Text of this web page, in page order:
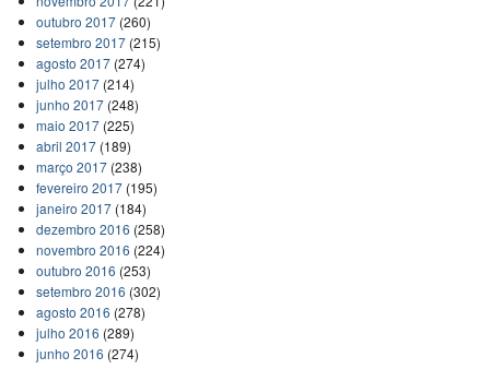
outubro 2017(260)
setembro 2017(215)
agosto 2017(274)
julho 2017(214)
junho 2017(248)
maio 2017(225)
abril 2017(189)
março 2017(238)
fevereiro 2017(195)
janeiro 2017(184)
dezembro 2016 (258)
novembro 2016 (224)
outubro 2016 (253)
setembro 2016 (302)
agosto 2016 (278)
julho 2016 (289)
junho 2016 (274)